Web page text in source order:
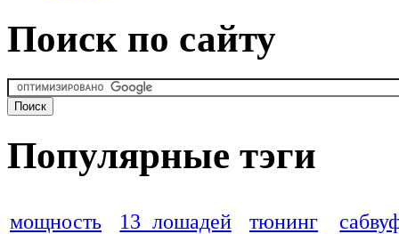
Поиск по сайту
Популярные тэги
мощность 13 лошадей тюнинг